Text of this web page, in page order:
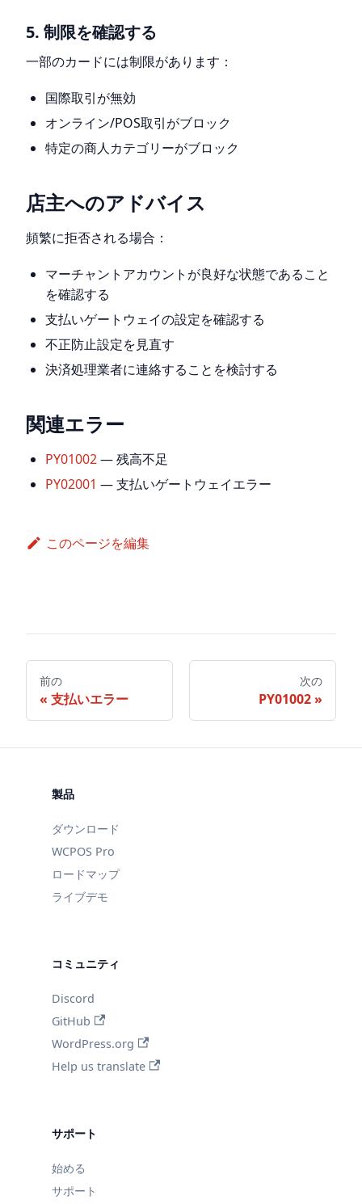
5. 制限を確認する
一部のカードには制限があります：
国際取引が無効
オンライン/POS取引がブロック
特定の商人カテゴリーがブロック
店主へのアドバイス
頻繁に拒否される場合：
マーチャントアカウントが良好な状態であること
を確認する
支払いゲートウェイの設定を確認する
不正防止設定を見直す
決済処理業者に連絡することを検討する
関連エラー
PY01002— 残高不足
PY02001 — 支払いゲートウェイエラー
このページを編集
前の
支払いエラー
次の
PY01002
製品
ダウンロード
WCPOS Pro
ロードマップ
ライブデモ
コミュニティ
Discord
GitHub
WordPress.org
Help us translate
サポート
始める
サポート